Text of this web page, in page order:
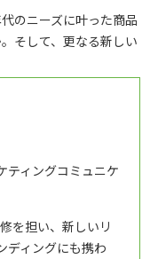
のニーズに叶った商品
そして、更なる新しい
ィングコミュニケ
を担い、新しいリ
ディングにも携わ